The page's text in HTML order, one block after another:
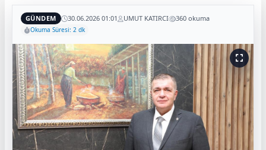
GÜNDEM 30.06.2026 01:01 UMUT KATIRCI 360 okuma
Okuma Süresi: 2 dk